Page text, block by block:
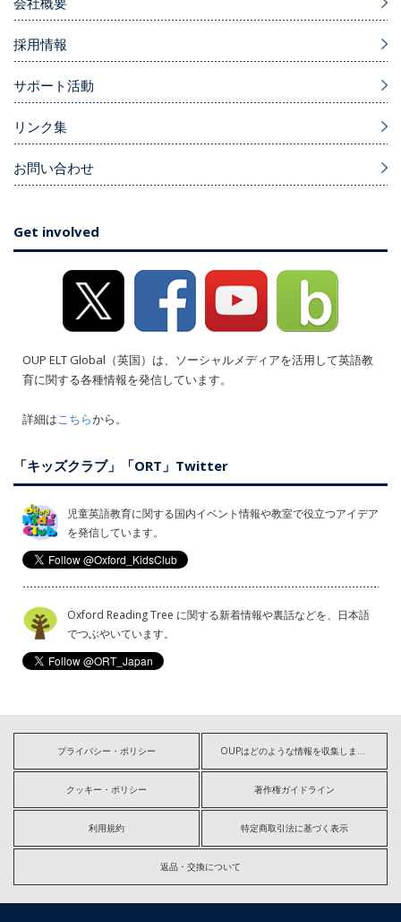
採用情報
サポート活動
リンク集
お問い合わせ
Get involved
OUP ELT Global（英国）は、ソーシャルメディアを活用して英語教
育に関する各種情報を発信しています。
詳細はこちらから。
「キッズクラブ」「ORT」Twitter
児童英語教育に関する国内イベント情報や教室で役立つアイデア
を発信しています。
Oxford Reading Tree に関する新着情報や裏話などを、日本語
でつぶやいています。
プライバシー・ポリシー OUPはどのような情報を収集しますか?
クッキー・ポリシー 著作権ガイドライン
利用規約 特定商取引法に基づく表示
返品・交換について